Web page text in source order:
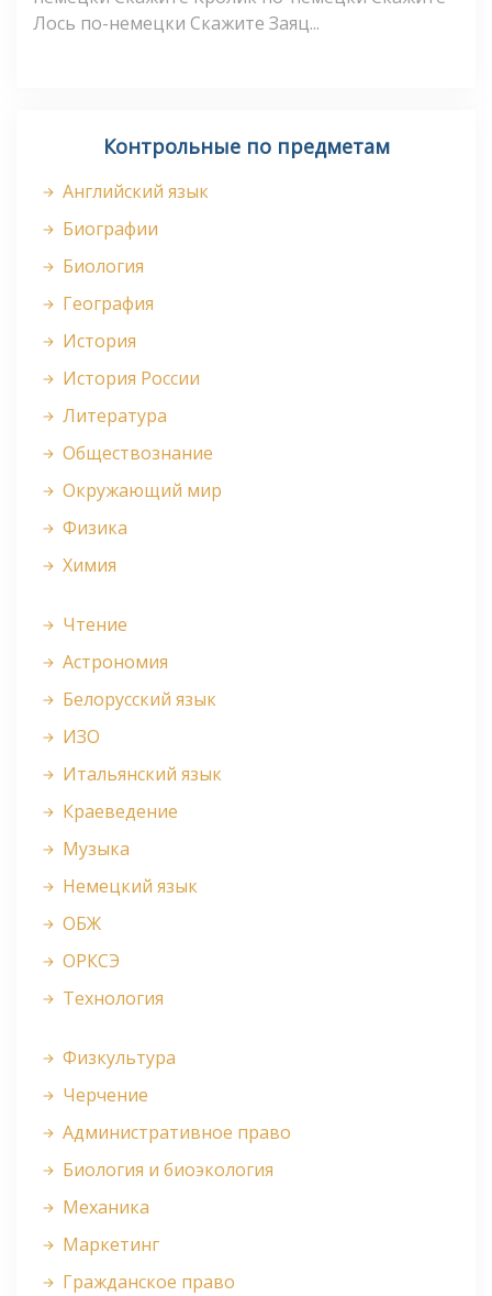
Лось по-немецки Скажите Заяц...
Контрольные по предметам
Английский язык
Биографии
Биология
География
История
История России
Литература
Обществознание
Окружающий мир
Физика
Химия
Чтение
Астрономия
Белорусский язык
ИЗО
Итальянский язык
Краеведение
Музыка
Немецкий язык
ОБЖ
ОРКСЭ
Технология
Физкультура
Черчение
Административное право
Биология и биоэкология
Механика
Маркетинг
Гражданское право